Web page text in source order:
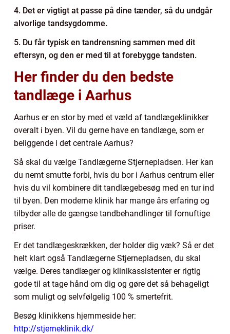
4. Det er vigtigt at passe på dine tænder, så du undgår
alvorlige tandsygdomme.
5. Du får typisk en tandrensning sammen med dit
eftersyn, og den er med til at forebygge tandsten.
Her finder du den bedste
tandlæge i Aarhus
Aarhus er en stor by med et væld af tandlægeklinikker
overalt i byen. Vil du gerne have en tandlæge, som er
beliggende i det centrale Aarhus?
Så skal du vælge Tandlægerne Stjernepladsen. Her kan
du nemt smutte forbi, hvis du bor i Aarhus centrum eller
hvis du vil kombinere dit tandlægebesøg med en tur ind
til byen. Den moderne klinik har mange års erfaring og
tilbyder alle de gængse tandbehandlinger til fornuftige
priser.
Er det tandlægeskrækken, der holder dig væk? Så er det
helt klart også Tandlægerne Stjernepladsen, du skal
vælge. Deres tandlæger og klinikassistenter er rigtig
gode til at tage hånd om dig og gøre det så behageligt
som muligt og selvfølgelig 100 % smertefrit.
Besøg klinikkens hjemmeside her:
http://stjerneklinik.dk/